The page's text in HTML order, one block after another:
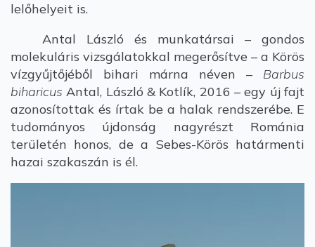
lelőhelyeit is.
Antal László és munkatársai – gondos
molekuláris vizsgálatokkal megerősítve – a Körös
vízgyűjtőjéből bihari márna néven – Barbus
biharicusAntal, László & Kotlík, 2016 – egy új fajt
azonosítottak és írtak be a halak rendszerébe. E
tudományos újdonság nagyrészt Románia
területén honos, de a Sebes-Körös határmenti
hazai szakaszán is él.